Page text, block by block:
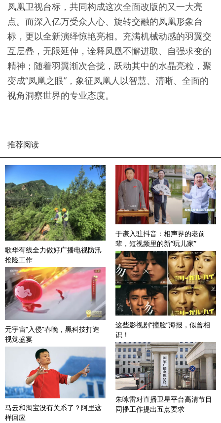
凤凰卫视台标，共同构成这次全面改版的又一大亮
点。而深入亿万受众人心、旋转交融的凤凰形象台
标，更以全新演绎惊艳亮相。充满机械动感的羽翼交
互层叠，无限延伸，诠释凤凰不懈进取、自强求变的
精神；随着羽翼渐次合拢，跃动其中的水晶亮粒，聚
变成“凤凰之眼”，象征凤凰人以智慧、清晰、全面的
视角洞察世界的专业态度。
推荐阅读
歌华有线全力做好广播电视防汛
抢险工作
元宇宙“入侵”春晚，黑科技打造
视觉盛宴
马云和淘宝没有关系了？阿里这
样回应
于谦入驻抖音：相声界的老前
辈，短视频里的新“玩儿家”
这些影视剧“撞脸”海报，似曾相
识！
朱咏雷对直播卫星平台高清节目
同播工作提出五点要求